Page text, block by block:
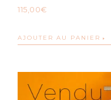
115,00€
AJOUTER AU PANIER